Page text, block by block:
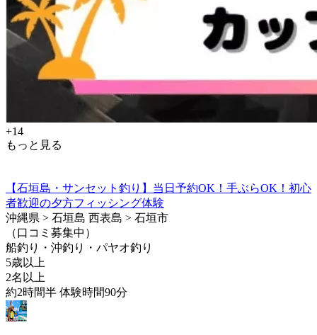
+14
もっと見る
【石垣島・サンセット釣り】当日予約OK！手ぶらOK！初心
者歓迎の夕方フィッシング体験
沖縄県 > 石垣島 西表島 > 石垣市
（口コミ募集中）
船釣り・沖釣り・パヤオ釣り
5歳以上
2名以上
約2時間半 体験時間90分